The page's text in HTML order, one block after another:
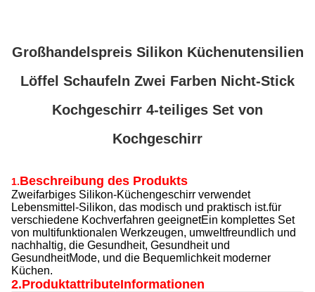
Großhandelspreis Silikon Küchenutensilien
Löffel Schaufeln Zwei Farben Nicht-Stick
Kochgeschirr 4-teiliges Set von
Kochgeschirr
1.Beschreibung des Produkts
Zweifarbiges Silikon-Küchengeschirr verwendet
Lebensmittel-Silikon, das modisch und praktisch ist.für
verschiedene Kochverfahren geeignetEin komplettes Set
von multifunktionalen Werkzeugen, umweltfreundlich und
nachhaltig, die Gesundheit, Gesundheit und
GesundheitMode, und die Bequemlichkeit moderner
Küchen.
2.ProduktattributeInformationen